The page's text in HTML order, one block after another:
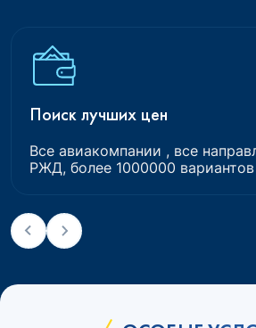
Поиск лучших цен
Все авиакомпании , все
РЖД, более 1000000